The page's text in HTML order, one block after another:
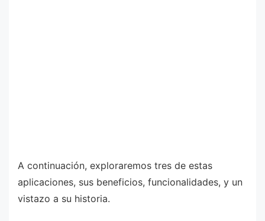
A continuación, exploraremos tres de estas
aplicaciones, sus beneficios, funcionalidades, y un
vistazo a su historia.